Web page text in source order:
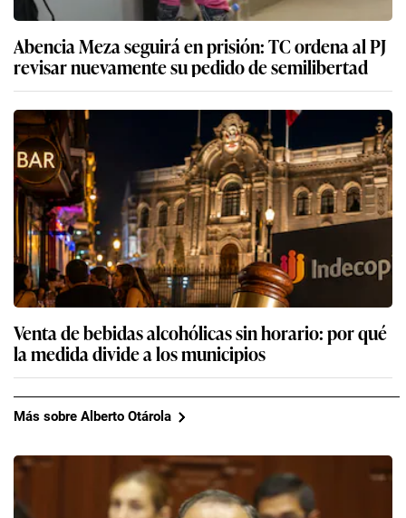
Abencia Meza seguirá en prisión: TC ordena al PJ
revisar nuevamente su pedido de semilibertad
Venta de bebidas alcohólicas sin horario: por qué
la medida divide a los municipios
Más sobre Alberto Otárola